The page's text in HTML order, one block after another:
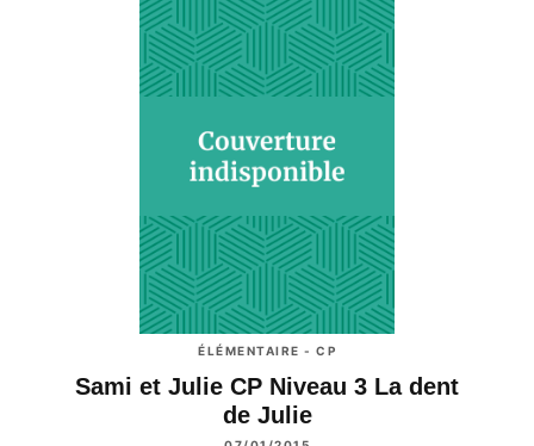
ÉLÉMENTAIRE - CP
Sami et Julie CP Niveau 3 La dent
de Julie